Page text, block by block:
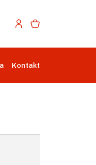
Kontakt